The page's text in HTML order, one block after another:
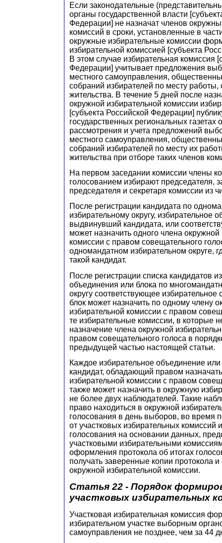
Если законодательные
органы государственной власти
Федерации] не назначат членов
комиссий в сроки, установленные в
окружные избирательные комиссии
избирательной комиссией [субъекта
В этом случае избирательная комиссия
Федерации] учитывает предложения
местного самоуправления,
собраний избирателей по месту
жительства. В течение 5 дней после
окружной избирательной комиссии
[субъекта Российской Федерации]
государственных региональных газетах
рассмотрения и учета предложений
местного самоуправления,
собраний избирателей по месту их
жительства при отборе таких членов
На первом заседании комиссии члены
голосованием избирают председателя,
председателя и секретаря комиссии из
После регистрации кандидата по
избирательному округу, избирательное
выдвинувший кандидата, или
может назначить одного члена окружной
комиссии с правом совещательного
одномандатном избирательном округе,
такой кандидат.
После регистрации списка кандидатов
объединения или блока по
округу соответствующее
блок может назначить по одному члену
избирательной комиссии с правом
те избирательные комиссии, в которые
назначение члена окружной
правом совещательного голоса в
предыдущей частью настоящей статьи.
Каждое избирательное объединение
кандидат, обладающий правом
избирательной комиссии с правом
также может назначить в окружную
не более двух наблюдателей. Такие
право находиться в окружной
голосования в день выборов, во время
от участковых избирательных комиссий
голосования на основании данных,
участковыми избирательными
оформления протокола об итогах
получать заверенные копии протокола
окружной избирательной комиссии.
Статья 22 - Порядок
участковых избирательных
Участковая избирательная комиссия
избирательном участке выборным
самоуправления не позднее, чем за 44